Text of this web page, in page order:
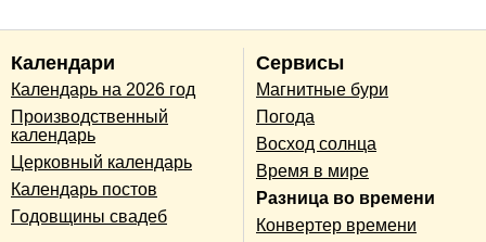
Календари
Календарь на 2026 год
Производственный
календарь
Церковный календарь
Календарь постов
Годовщины свадеб
Сервисы
Магнитные бури
Погода
Восход солнца
Время в мире
Разница во времени
Конвертер времени